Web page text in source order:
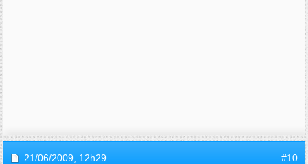
21/06/2009, 12h29 #10